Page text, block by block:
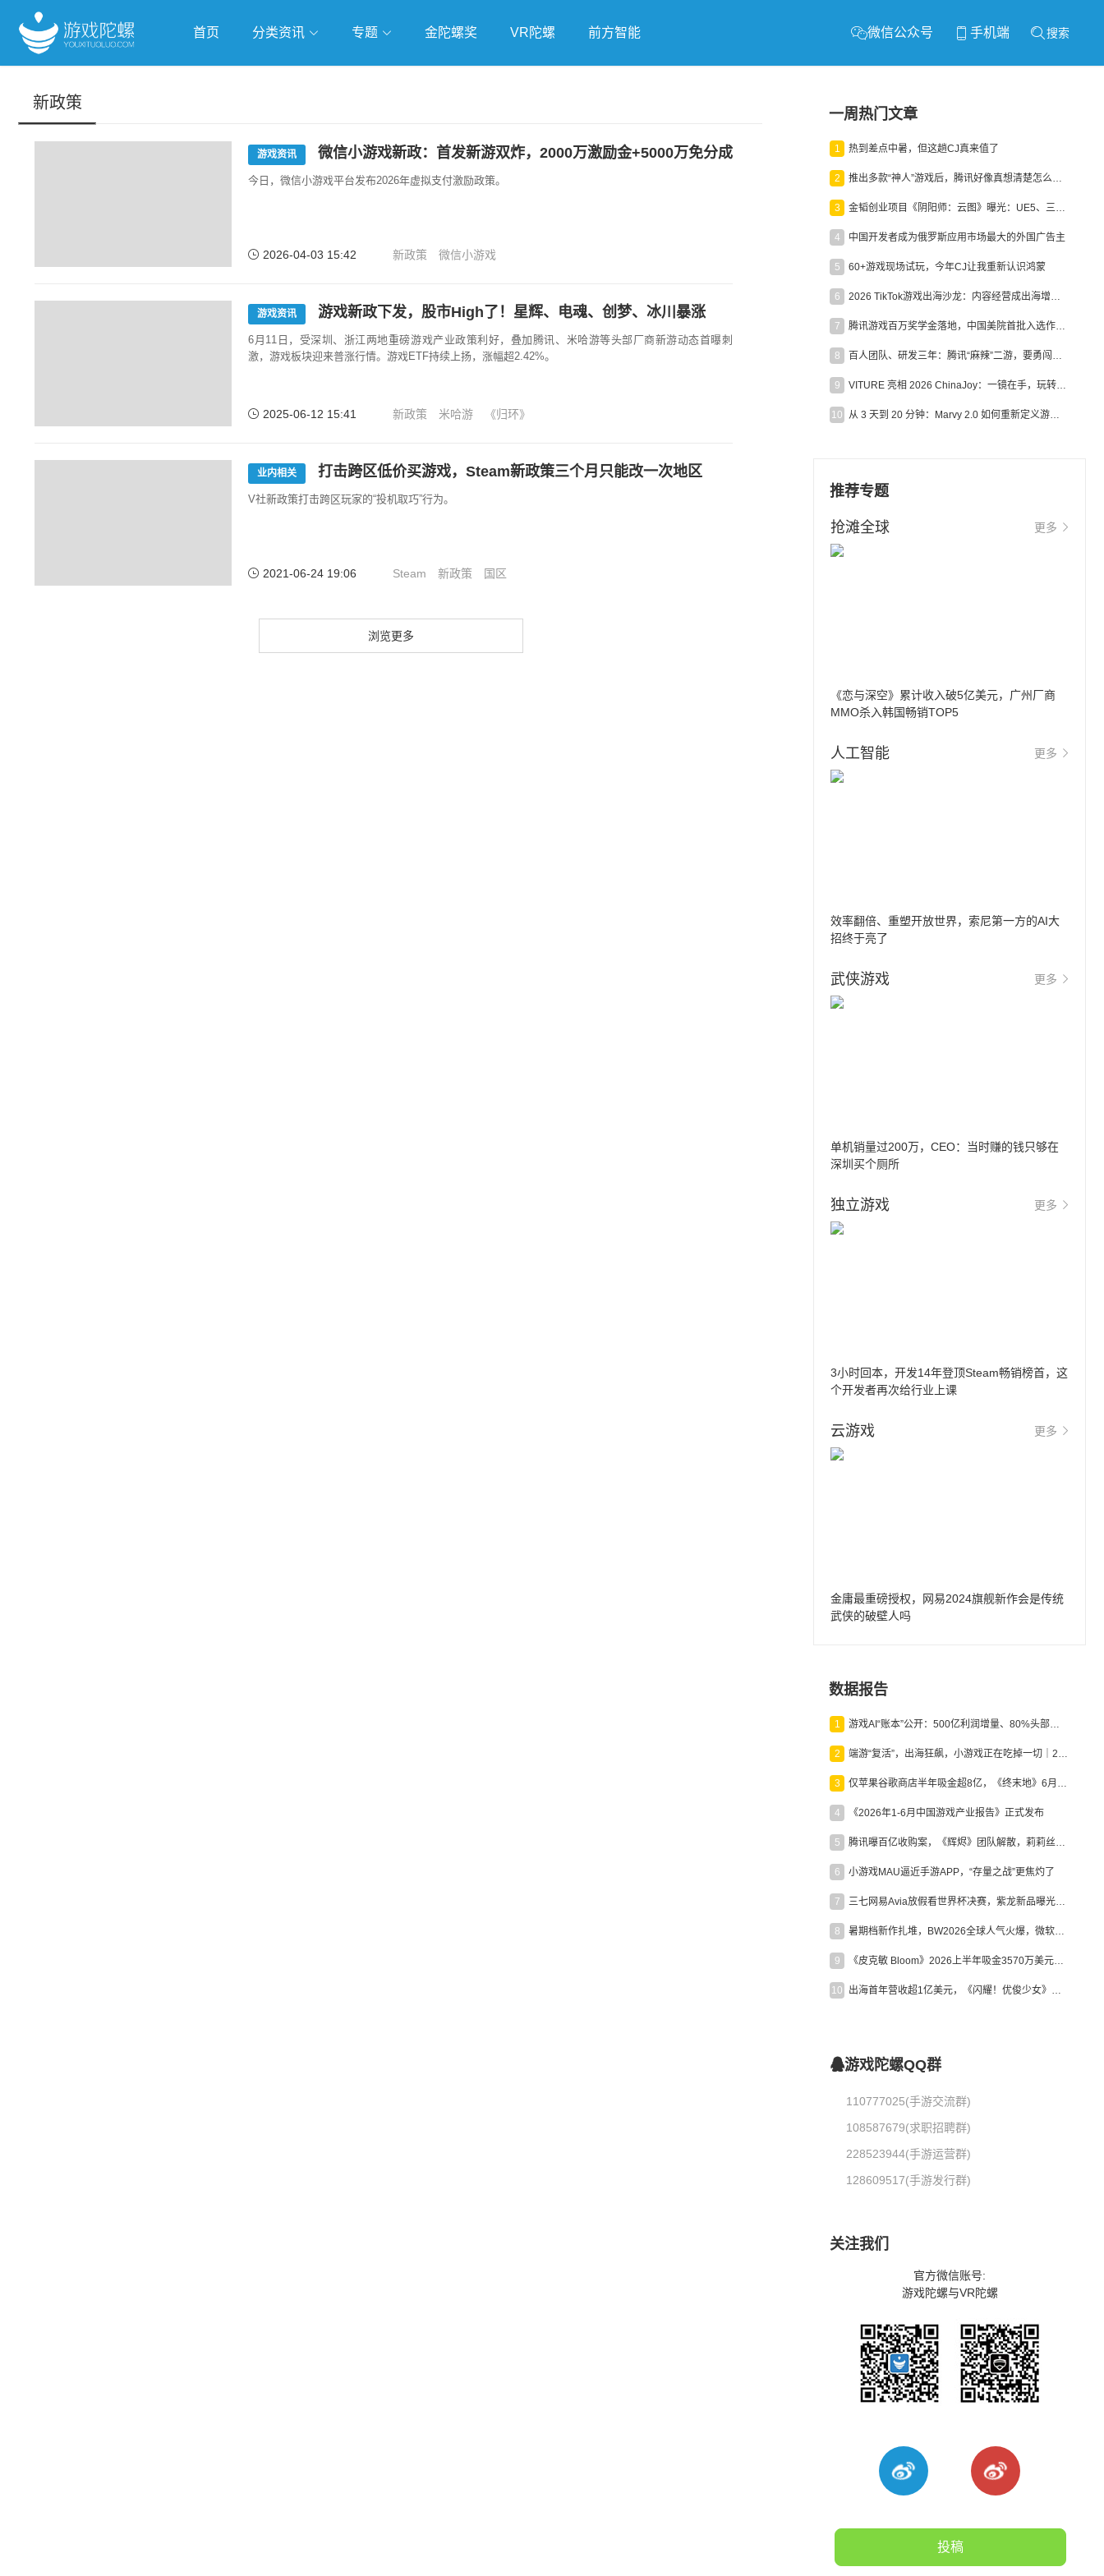
首页 分类资讯 专题 金陀螺奖 VR陀螺 前方智能 微信公众号 手机端 搜索
新政策
游戏资讯 微信小游戏新政：首发新游双炸，2000万激励金+5000万免分成
今日，微信小游戏平台发布2026年虚拟支付激励政策。
2026-04-03 15:42 新政策 微信小游戏
游戏资讯 游戏新政下发，股市High了！星辉、电魂、创梦、冰川暴涨
6月11日，受深圳、浙江两地重磅游戏产业政策利好，叠加腾讯、米哈游等头部厂商新游动态首曝刺
激，游戏板块迎来普涨行情。游戏ETF持续上扬，涨幅超2.42%。
2025-06-12 15:41 新政策 米哈游 《归环》
业内相关 打击跨区低价买游戏，Steam新政策三个月只能改一次地区
V社新政策打击跨区玩家的“投机取巧”行为。
2021-06-24 19:06 Steam 新政策 国区
浏览更多
一周热门文章
1 热到差点中暑，但这趟CJ真来值了
2 推出多款“神人”游戏后，腾讯好像真想清楚怎么做二次元了
3 金韬创业项目《阴阳师：云图》曝光：UE5、三端互通、ARPG
4 中国开发者成为俄罗斯应用市场最大的外国广告主
5 60+游戏现场试玩，今年CJ让我重新认识鸿蒙
6 2026 TikTok游戏出海沙龙：内容经营成出海增长新引擎
7 腾讯游戏百万奖学金落地，中国美院首批入选作品获业内关注
8 百人团队、研发三年：腾讯“麻辣”二游，要勇闯男性恋爱市场
9 VITURE 亮相 2026 ChinaJoy：一镜在手，玩转全场！
10 从 3 天到 20 分钟：Marvy 2.0 如何重新定义游戏出海营销效率？
推荐专题
抢滩全球 更多
《恋与深空》累计收入破5亿美元，广州厂商
MMO杀入韩国畅销TOP5
人工智能 更多
效率翻倍、重塑开放世界，索尼第一方的AI大
招终于亮了
武侠游戏 更多
单机销量过200万，CEO：当时赚的钱只够在
深圳买个厕所
独立游戏 更多
3小时回本，开发14年登顶Steam畅销榜首，这
个开发者再次给行业上课
云游戏 更多
金庸最重磅授权，网易2024旗舰新作会是传统
武侠的破壁人吗
数据报告
1 游戏AI“账本”公开：500亿利润增量、80%头部入局，谁在闷声发财？
2 端游“复活”，出海狂飙，小游戏正在吃掉一切｜2026上半年产业报告
3 仅苹果谷歌商店半年吸金超8亿，《终末地》6月份收入显著回暖
4 《2026年1-6月中国游戏产业报告》正式发布
5 腾讯曝百亿收购案，《辉烬》团队解散，莉莉丝新作曝光｜陀螺周报
6 小游戏MAU逼近手游APP，“存量之战”更焦灼了
7 三七网易Avia放假看世界杯决赛，紫龙新品曝光，米哈游新作上线 | 陀螺周报
8 暑期档新作扎堆，BW2026全球人气火爆，微软XBOX大裁员|陀螺周报
9 《皮克敏 Bloom》2026上半年吸金3570万美元，中国台湾成最大市场
10 出海首年营收超1亿美元，《闪耀！优俊少女》美国市场占比达七成
游戏陀螺QQ群
110777025(手游交流群)
108587679(求职招聘群)
228523944(手游运营群)
128609517(手游发行群)
关注我们
官方微信账号:
游戏陀螺与VR陀螺
投稿